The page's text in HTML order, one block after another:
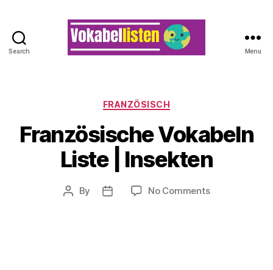
Search Menu
Categories
FRANZÖSISCH
Französische Vokabeln
Liste | Insekten
Post
By
Post
No Commentson